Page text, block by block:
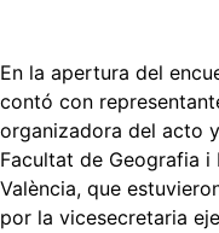
En la apertura del
contó con
organizadora del acto y
Facultat de Geografia
València, que
por la vicesecretaria